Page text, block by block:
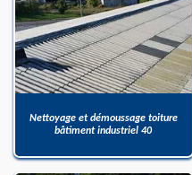
Nettoyage et démoussage toiture
bâtiment industriel 40